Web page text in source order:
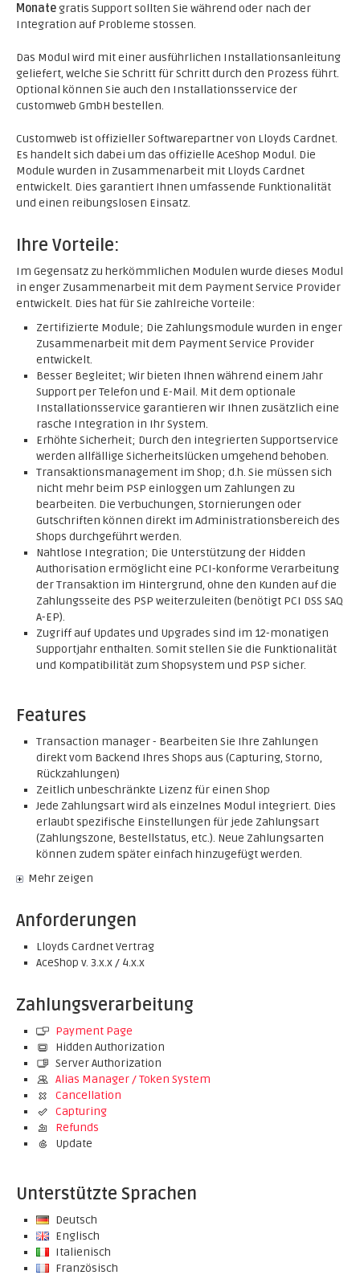
Monategratis Support sollten Sie während oder nach der
Integration auf Probleme stossen.
Das Modul wird mit einer ausführlichen Installationsanleitung
geliefert, welche Sie Schritt für Schritt durch den Prozess führt.
Optional können Sie auch den Installationsservice der
customweb GmbH bestellen.
Customweb ist offizieller Softwarepartner von Lloyds Cardnet.
Es handelt sich dabei um das offizielle AceShop Modul. Die
Module wurden in Zusammenarbeit mit Lloyds Cardnet
entwickelt. Dies garantiert Ihnen umfassende Funktionalität
und einen reibungslosen Einsatz.
Ihre Vorteile:
Im Gegensatz zu herkömmlichen Modulen wurde dieses Modul
in enger Zusammenarbeit mit dem Payment Service Provider
entwickelt. Dies hat für Sie zahlreiche Vorteile:
Zertifizierte Module; Die Zahlungsmodule wurden in enger
Zusammenarbeit mit dem Payment Service Provider
entwickelt.
Besser Begleitet; Wir bieten Ihnen während einem Jahr
Support per Telefon und E-Mail. Mit dem optionale
Installationsservice garantieren wir Ihnen zusätzlich eine
rasche Integration in Ihr System.
Erhöhte Sicherheit; Durch den integrierten Supportservice
werden allfällige Sicherheitslücken umgehend behoben.
Transaktionsmanagement im Shop; d.h. Sie müssen sich
nicht mehr beim PSP einloggen um Zahlungen zu
bearbeiten. Die Verbuchungen, Stornierungen oder
Gutschriften können direkt im Administrationsbereich des
Shops durchgeführt werden.
Nahtlose Integration; Die Unterstützung der Hidden
Authorisation ermöglicht eine PCI-konforme Verarbeitung
der Transaktion im Hintergrund, ohne den Kunden auf die
Zahlungsseite des PSP weiterzuleiten (benötigt PCI DSS SAQ
A-EP).
Zugriff auf Updates und Upgrades sind im 12-monatigen
Supportjahr enthalten. Somit stellen Sie die Funktionalität
und Kompatibilität zum Shopsystem und PSP sicher.
Features
Transaction manager - Bearbeiten Sie Ihre Zahlungen
direkt vom Backend Ihres Shops aus (Capturing, Storno,
Rückzahlungen)
Zeitlich unbeschränkte Lizenz für einen Shop
Jede Zahlungsart wird als einzelnes Modul integriert. Dies
erlaubt spezifische Einstellungen für jede Zahlungsart
(Zahlungszone, Bestellstatus, etc.). Neue Zahlungsarten
können zudem später einfach hinzugefügt werden.
Mehr zeigen
Anforderungen
Lloyds Cardnet Vertrag
AceShop v. 3.x.x / 4.x.x
Zahlungsverarbeitung
Payment Page
Hidden Authorization
Server Authorization
Alias Manager / Token System
Cancellation
Capturing
Refunds
Update
Unterstützte Sprachen
Deutsch
Englisch
Italienisch
Französisch